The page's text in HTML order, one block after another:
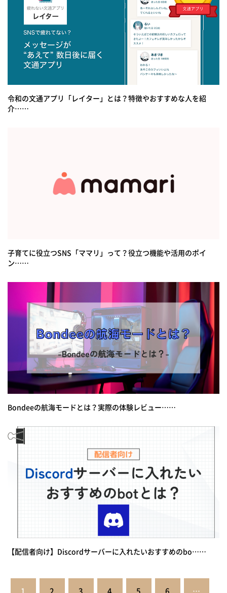
令和の文通アプリ「レイター」とは？特徴やおすすめな人を紹
介……
子育てに役立つSNS「ママリ」って？役立つ機能や活用のポイ
ン……
Bondeeの航海モードとは？実際の体験レビュー……
【配信者向け】Discordサーバーに入れたいおすすめのbo……
投